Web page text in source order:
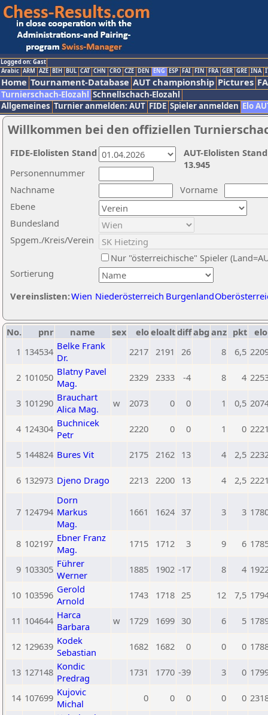
Logged on: Gast
Arabic ARM AZE BIH BUL CAT CHN CRO CZE DEN ENG ESP FAI FIN FRA GER GRE INA
Home Tournament-Database AUT championship Pictures
Turnierschach-Elozahl Schnellschach-Elozahl
Allgemeines Turnier anmelden: AUT FIDE Spieler anmelden Elo
Willkommen bei den offiziellen
Nachname
Vorname
Ebene
Sortierung
Personennummer
Bundesland
Spgem./Kreis/Verein
Nur "österreichische" Spieler
Vereinslisten:Wien Niederösterreich Burgenland
AUT-Elolisten
13.945
FIDE-Elolisten Stand
No. pnr name sex eloeloaltdiffabg anz pkt
1 134534 Belke Frank
Dr.
2217 2191 26 8 6,5
2 101050 Blatny Pavel
Mag.
2329 2333 -4 8 4
3 101290 Brauchart
Alica Mag.
w 2073 0 0 1 0,5
4 124304 Buchnicek
Petr
2220 0 0 1 0
5 144824 Bures Vit 2175 2162 13 4 2,5
6 132973 Djeno Drago 2213 2200 13 4 2,5
7 124794
Dorn
Markus
Mag.
1661 1624 37 3 3
8 102197 Ebner Franz
Mag.
1715 1712 3 9 6
9 103305 Führer
Werner
1885 1902 -17 8 4
10 103596 Gerold
Arnold
1743 1718 25 12 7,5
11 104644 Harca
Barbara
w 1729 1699 30 6 5
12 129639 Kodek
Sebastian
1682 1682 0 0 0
13 127148 Kondic
Predrag
1731 1770 -39 3 0
14 107699 Kujovic
Michal
0 0 0 0 0